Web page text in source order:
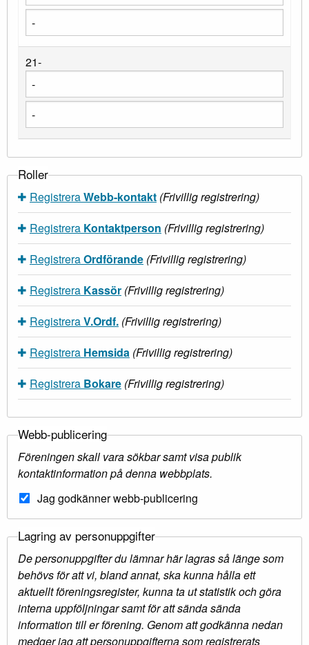
21-
Roller
RegistreraWebb-kontakt (Frivillig registrering)
Registrera Kontaktperson (Frivillig registrering)
RegistreraOrdförande (Frivillig registrering)
Registrera Kassör (Frivillig registrering)
RegistreraV.Ordf. (Frivillig registrering)
Registrera Hemsida (Frivillig registrering)
Registrera Bokare (Frivillig registrering)
Webb-publicering
Föreningen skall vara sökbar samt visa publik
kontaktinformation på denna webbplats.
Jag godkänner webb-publicering
Lagring av personuppgifter
De personuppgifter du lämnar här lagras så länge som
behövs för att vi, bland annat, ska kunna hålla ett
aktuellt föreningsregister, kunna ta ut statistik och göra
interna uppföljningar samt för att sända sända
information till er förening. Genom att godkänna nedan
medger jag att personuppgifterna som registrerats